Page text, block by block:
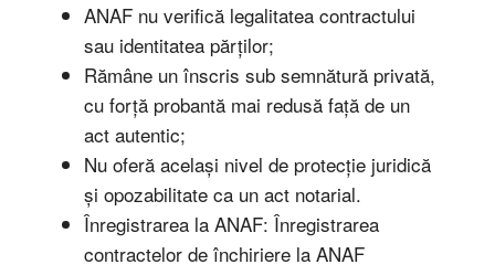
ANAF nu verifică legalitatea contractului
sau identitatea părților;
Rămâne un înscris sub semnătură privată,
cu forță probantă mai redusă față de un
act autentic;
Nu oferă același nivel de protecție juridică
și opozabilitate ca un act notarial.
Înregistrarea la ANAF: Înregistrarea
contractelor de închiriere la ANAF